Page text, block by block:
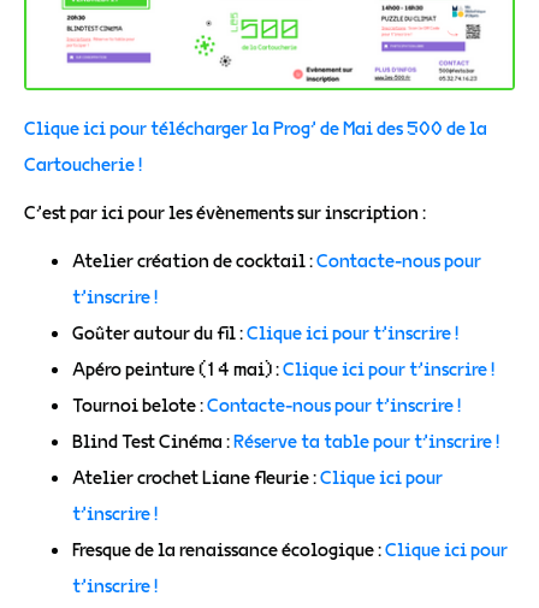
Clique ici pour télécharger la Prog’ de Mai des 500 de la
Cartoucherie !
C’est par ici pour les évènements sur inscription :
Atelier création de cocktail :Contacte-nous pour
t’inscrire !
Goûter autour du fil :Clique ici pour t’inscrire !
Apéro peinture (14 mai) :Clique ici pour t’inscrire !
Tournoi belote :Contacte-nous pour t’inscrire !
Blind Test Cinéma :Réserve ta table pour t’inscrire !
Atelier crochet Liane fleurie :Clique ici pour
t’inscrire !
Fresque de la renaissance écologique :Clique ici pour
t’inscrire !